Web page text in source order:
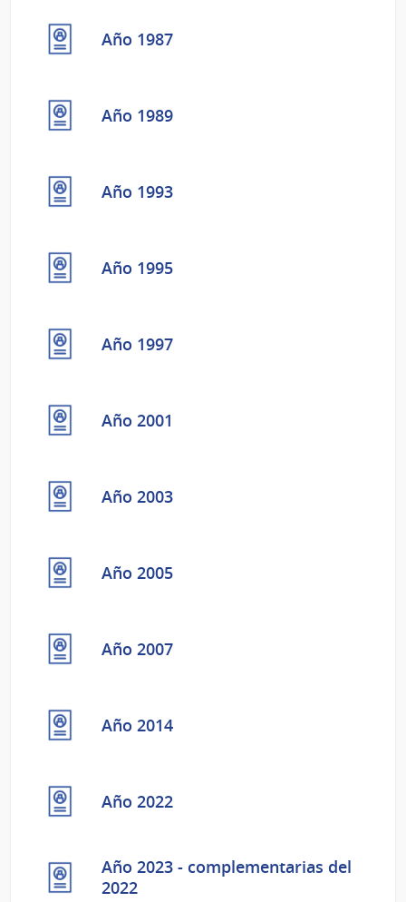
Año 1987
Año 1989
Año 1993
Año 1995
Año 1997
Año 2001
Año 2003
Año 2005
Año 2007
Año 2014
Año 2022
Año 2023 - complementarias del
2022